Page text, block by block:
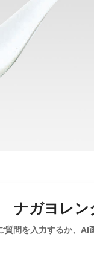
ナガヨレン
質問を入力するか、AI